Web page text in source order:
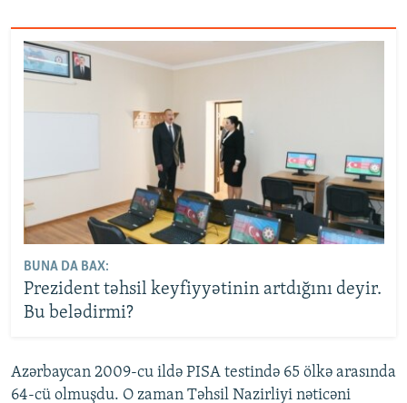
BUNA DA BAX:
Prezident təhsil keyfiyyətinin artdığını deyir.
Bu belədirmi?
Azərbaycan 2009-cu ildə PISA testində 65 ölkə arasında
64-cü olmuşdu. O zaman Təhsil Nazirliyi nəticəni